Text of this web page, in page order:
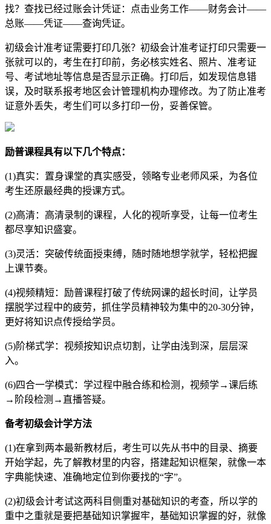
找？查找已经过账会计凭证：点击业务工作——财务会计——
总账——凭证——查询凭证。
初级会计准考证需要打印几张？初级会计准考证打印只需要一
张就可以的，考生在打印前，务必核实姓名、照片、准考证
号、考试地址等信息是否显示正确。打印后，如发现信息错
误，及时联系报考地区会计管理机构办理修改。为了防止准考
证意外丢失，考生们可以多打印一份，妥善保管。
励普课程具有以下几个特点：
(1)真实：置身课堂的真实感受，领略专业老师风采，为各位
考生还原最经典的授课方式。
(2)高清：高清录制的课程，人化的视听享受，让每一位考生
都尽享知识盛宴。
(3)灵活：突破传统面授束缚，随时随地想学就学，轻松把握
上课节奏。
(4)视频精短：励普课程打破了传统网课的超长时间，让学员
摆脱学过程中的疲劳，抓住学员精神较为集中的20-30分钟，
更好将知识点传授给学员。
(5)阶梯式学：视频按知识点切割，让学由浅到深，层层深
入。
(6)四合一学模式：学过程中融合练和检测，视频学→课后练
→阶段检测→直播答疑。
备考初级会计学方法
(1)在拿到两本最新教材后，考生可以先从书中的目录、摘要
开始学起，先了解教材里的内容，搭建起知识框架，就像一本
字典能快速、准确地定位到你要找的“字”。
(2)初级会计考试这两科目侧重对基础知识的考查，所以学的
重中之重就是要把基础知识掌握牢，基础知识掌握的好，就像